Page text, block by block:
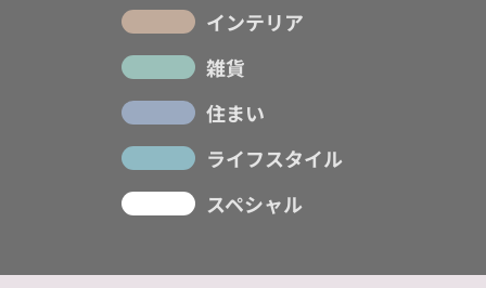
インテリア
雑貨
住まい
ライフスタイル
スペシャル